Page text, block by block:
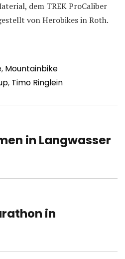
dem TREK ProCaliber
von Herobikes in Roth.
, Mountainbike
, Timo Ringlein
in Langwasser
in